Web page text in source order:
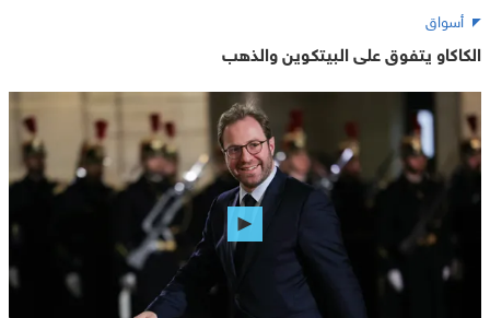
أسواق
الكاكاو يتفوق على البيتكوين والذهب